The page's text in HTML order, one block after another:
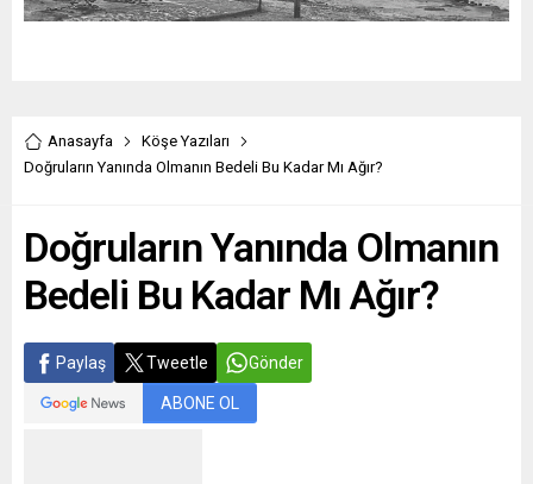
Anasayfa
Köşe Yazıları
Doğruların Yanında Olmanın Bedeli Bu Kadar Mı Ağır?
Doğruların Yanında Olmanın
Bedeli Bu Kadar Mı Ağır?
Paylaş Tweetle Gönder
ABONE OL